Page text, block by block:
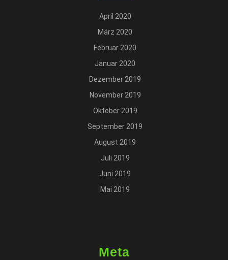
April 2020
März 2020
Februar 2020
Januar 2020
Dezember 2019
November 2019
Oktober 2019
September 2019
August 2019
Juli 2019
Juni 2019
Mai 2019
Meta